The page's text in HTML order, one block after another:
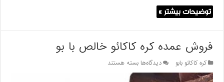
توضیحات بیشتر »
فروش عمده کره کاکائو خالص با بو
کره کاکائو بابو دیدگاه‌هابرای
فروش
بسته هستند